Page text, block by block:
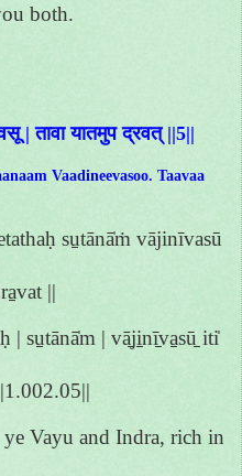
both.
| तावा यातमुप द्रवत् ||5||
Vaadineevasoo. Taavaa
su̱tānā̍ṁ vājinīvasū
||
| su̱tānā̍m | vā̱ji̱nī̱va̱sū̱ iti̍
Vayu and Indra, rich in